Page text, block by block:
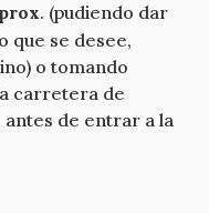
. (pudiendo dar
que se desee,
o tomando
carretera de
antes de entrar a la